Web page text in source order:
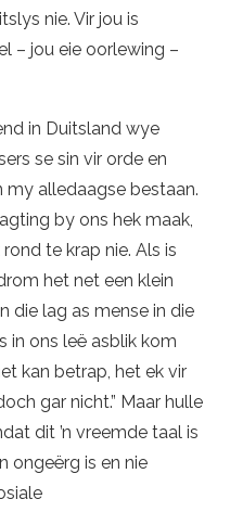
nie. Vir jou is
– jou eie oorlewing –
in Duitsland wye
se sin vir orde en
my alledaagse bestaan.
by ons hek maak,
te krap nie. Als is
het net een klein
die lag as mense in die
in ons leë asblik kom
kan betrap, het ek vir
gar nicht.” Maar hulle
dit ’n vreemde taal is
ongeërg is en nie